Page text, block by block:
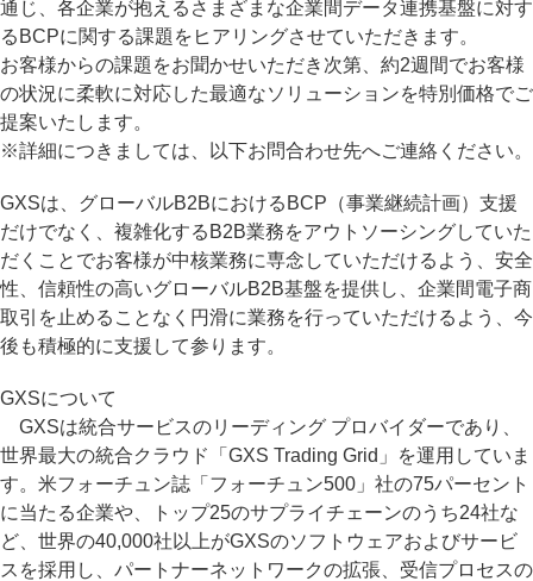
通じ、各企業が抱えるさまざまな企業間データ連携基盤に対す
るBCPに関する課題をヒアリングさせていただきます。
お客様からの課題をお聞かせいただき次第、約2週間でお客様
の状況に柔軟に対応した最適なソリューションを特別価格でご
提案いたします。
※詳細につきましては、以下お問合わせ先へご連絡ください。
GXSは、グローバルB2BにおけるBCP（事業継続計画）支援
だけでなく、複雑化するB2B業務をアウトソーシングしていた
だくことでお客様が中核業務に専念していただけるよう、安全
性、信頼性の高いグローバルB2B基盤を提供し、企業間電子商
取引を止めることなく円滑に業務を行っていただけるよう、今
後も積極的に支援して参ります。
GXSについて
GXSは統合サービスのリーディング プロバイダーであり、
世界最大の統合クラウド「GXS Trading Grid」を運用していま
す。米フォーチュン誌「フォーチュン500」社の75パーセント
に当たる企業や、トップ25のサプライチェーンのうち24社な
ど、世界の40,000社以上がGXSのソフトウェアおよびサービ
スを採用し、パートナーネットワークの拡張、受信プロセスの